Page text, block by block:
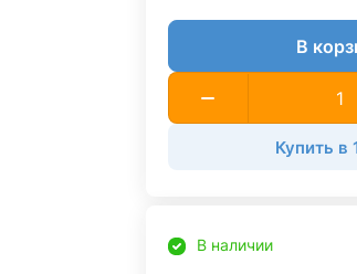
В
Купить в
В наличии